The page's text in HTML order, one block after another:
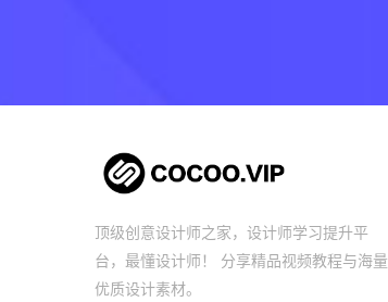
顶级创意设计师之家，设计师学习提升平
台，最懂设计师！ 分享精品视频教程与海量
优质设计素材。